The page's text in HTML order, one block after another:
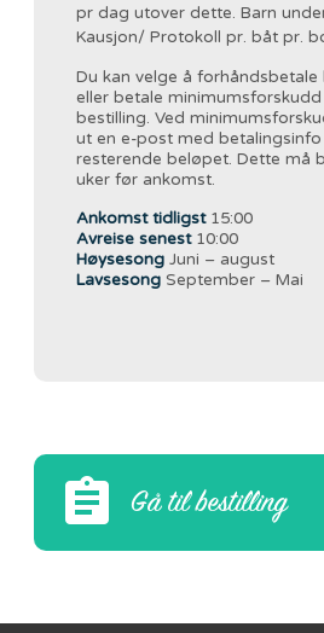
pr dag utover dette. Barn
Kausjon/ Protokoll pr. båt pr.
Du kan velge å forhåndsbetale
eller betale
bestilling. Ved
ut en e-post med
resterende beløpet. Dette må
uker før ankomst.
Ankomst tidligst15:00
Avreise senest10:00
HøysesongJuni – august
LavsesongSeptember – Mai
Gå til bestilling